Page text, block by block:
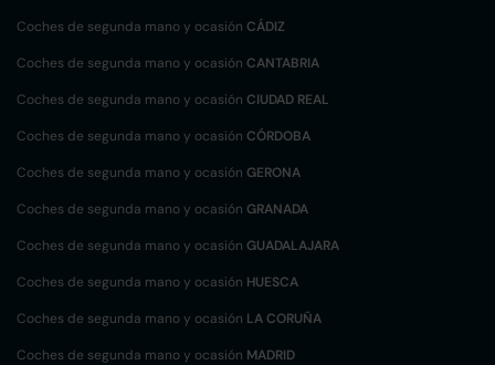
Coches de segunda mano y ocasión CÁDIZ
Coches de segunda mano y ocasión CANTABRIA
Coches de segunda mano y ocasión CIUDAD REAL
Coches de segunda mano y ocasión CÓRDOBA
Coches de segunda mano y ocasión GERONA
Coches de segunda mano y ocasión GRANADA
Coches de segunda mano y ocasión GUADALAJARA
Coches de segunda mano y ocasión HUESCA
Coches de segunda mano y ocasión LA CORUÑA
Coches de segunda mano y ocasión MADRID